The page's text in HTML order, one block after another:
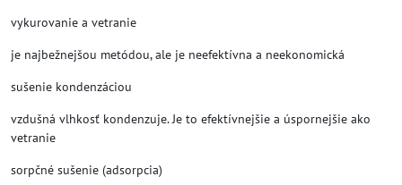
vykurovanie a vetranie
je najbežnejšou metódou, ale je neefektívna a neekonomická
sušenie kondenzáciou
vzdušná vlhkosť kondenzuje. Je to efektívnejšie a úspornejšie ako
vetranie
sorpčné sušenie (adsorpcia)